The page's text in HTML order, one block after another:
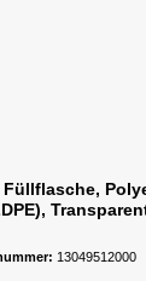
13049512000